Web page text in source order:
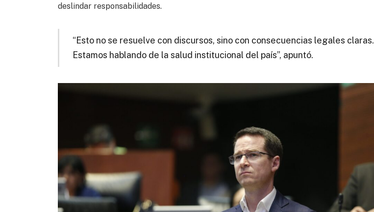
deslindar responsabilidades.
“Esto no se resuelve con discursos, sino con consecuencias legales claras.
Estamos hablando de la salud institucional del país”, apuntó.